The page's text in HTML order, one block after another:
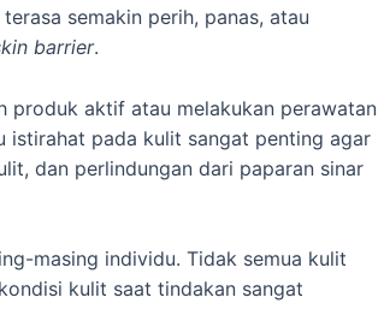
semakin perih, panas, atau
barrier.
produk aktif atau melakukan perawatan
istirahat pada kulit sangat penting agar
dan perlindungan dari paparan sinar
masing individu. Tidak semua kulit
kulit saat tindakan sangat